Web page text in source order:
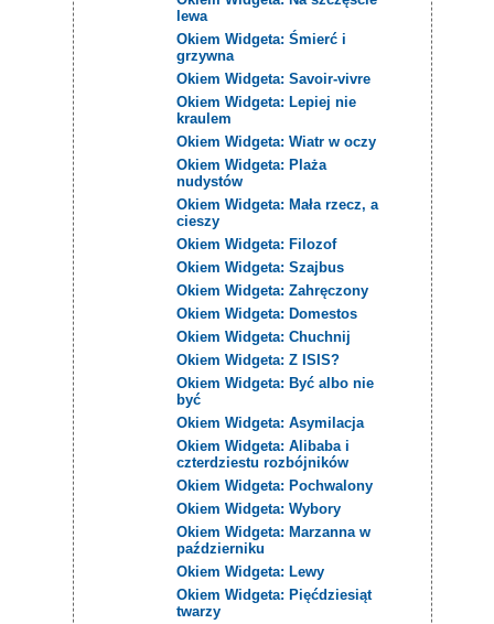
lewa
Okiem Widgeta: Śmierć i
grzywna
Okiem Widgeta: Savoir-vivre
Okiem Widgeta: Lepiej nie
kraulem
Okiem Widgeta: Wiatr w oczy
Okiem Widgeta: Plaża
nudystów
Okiem Widgeta: Mała rzecz, a
cieszy
Okiem Widgeta: Filozof
Okiem Widgeta: Szajbus
Okiem Widgeta: Zahręczony
Okiem Widgeta: Domestos
Okiem Widgeta: Chuchnij
Okiem Widgeta: Z ISIS?
Okiem Widgeta: Być albo nie
być
Okiem Widgeta: Asymilacja
Okiem Widgeta: Alibaba i
czterdziestu rozbójników
Okiem Widgeta: Pochwalony
Okiem Widgeta: Wybory
Okiem Widgeta: Marzanna w
październiku
Okiem Widgeta: Lewy
Okiem Widgeta: Pięćdziesiąt
twarzy